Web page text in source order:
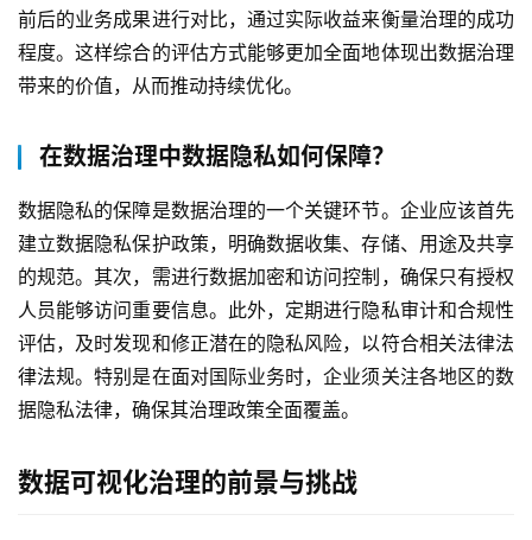
前后的业务成果进行对比，通过实际收益来衡量治理的成功
程度。这样综合的评估方式能够更加全面地体现出数据治理
带来的价值，从而推动持续优化。
在数据治理中数据隐私如何保障？
数据隐私的保障是数据治理的一个关键环节。企业应该首先
建立数据隐私保护政策，明确数据收集、存储、用途及共享
的规范。其次，需进行数据加密和访问控制，确保只有授权
人员能够访问重要信息。此外，定期进行隐私审计和合规性
评估，及时发现和修正潜在的隐私风险，以符合相关法律法
律法规。特别是在面对国际业务时，企业须关注各地区的数
据隐私法律，确保其治理政策全面覆盖。
数据可视化治理的前景与挑战